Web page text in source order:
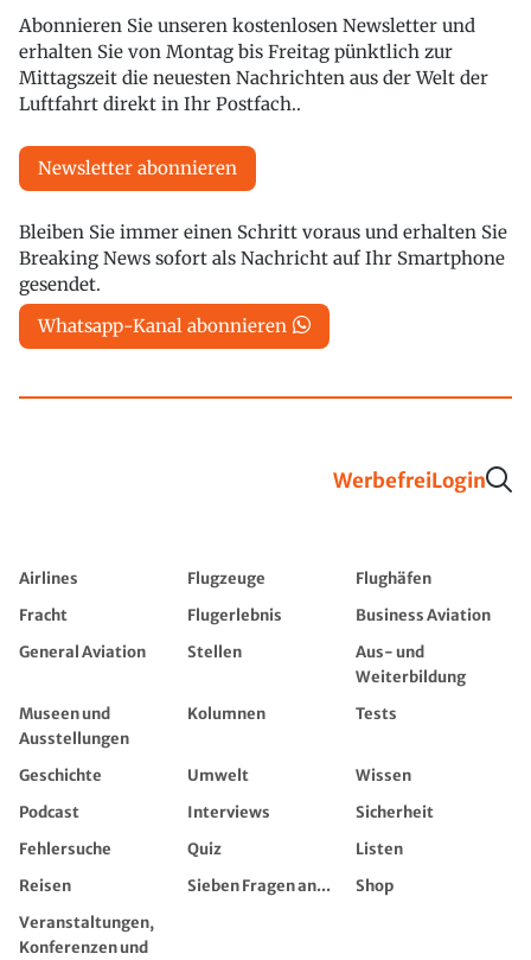
Abonnieren Sie unseren kostenlosen Newsletter und
erhalten Sie von Montag bis Freitag pünktlich zur
Mittagszeit die neuesten Nachrichten aus der Welt der
Luftfahrt direkt in Ihr Postfach..
Newsletter abonnieren
Bleiben Sie immer einen Schritt voraus und erhalten Sie
Breaking News sofort als Nachricht auf Ihr Smartphone
gesendet.
Whatsapp-Kanal abonnieren
WerbefreiLogin
Airlines Flugzeuge
Flughäfen
Fracht
Flugerlebnis
Business Aviation
General Aviation
Stellen
Aus- und
Weiterbildung
Museen und
Ausstellungen
Kolumnen Tests
Geschichte Umwelt
Wissen
Podcast
Interviews
Sicherheit
Fehlersuche
Quiz
Listen
Reisen
Sieben Fragen an...
Shop
Veranstaltungen,
Konferenzen und